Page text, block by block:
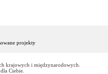
projekty
krajowych i międzynarodowych.
Ciebie.